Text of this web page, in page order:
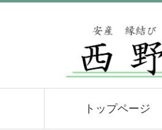
トップページ